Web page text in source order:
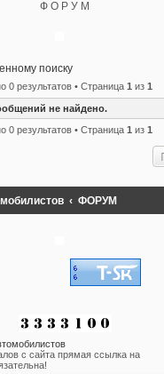
Ф О Р У М
поиску
0 результатов • Страница 1 из 1
не найдено.
0 результатов • Страница 1 из 1
ФОРУМ
с сайта прямая ссылка на